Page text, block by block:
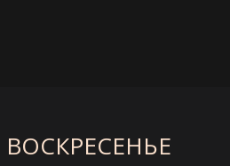
ВОСКРЕСЕНЬЕ